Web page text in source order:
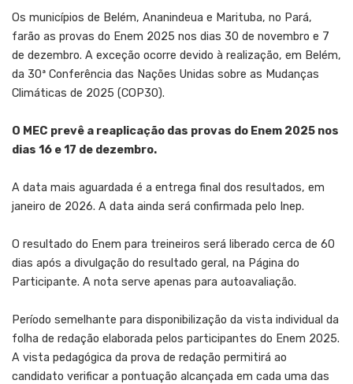
Os municípios de Belém, Ananindeua e Marituba, no Pará,
farão as provas do Enem 2025 nos dias 30 de novembro e 7
de dezembro. A exceção ocorre devido à realização, em Belém,
da 30ª Conferência das Nações Unidas sobre as Mudanças
Climáticas de 2025 (COP30).
O MEC prevê a reaplicação das provas do Enem 2025 nos
dias 16 e 17 de dezembro.
A data mais aguardada é a entrega final dos resultados, em
janeiro de 2026. A data ainda será confirmada pelo Inep.
O resultado do Enem para treineiros será liberado cerca de 60
dias após a divulgação do resultado geral, na Página do
Participante. A nota serve apenas para autoavaliação.
Período semelhante para disponibilização da vista individual da
folha de redação elaborada pelos participantes do Enem 2025.
A vista pedagógica da prova de redação permitirá ao
candidato verificar a pontuação alcançada em cada uma das